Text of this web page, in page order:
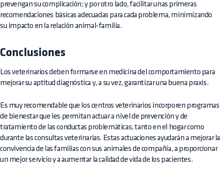
prevengan su complicación; y por otro lado, facilitar unas primeras
recomendaciones básicas adecuadas para cada problema, minimizando
su impacto en la relación animal-familia.
Conclusiones
Los veterinarios deben formarse en medicina del comportamiento para
mejorar su aptitud diagnóstica y, a su vez, garantizar una buena praxis.
Es muy recomendable que los centros veterinarios incorporen programas
de bienestar que les permitan actuar a nivel de prevención y de
tratamiento de las conductas problemáticas, tanto en el hogar como
durante las consultas veterinarias. Estas actuaciones ayudarán a mejorar la
convivencia de las familias con sus animales de compañía, a proporcionar
un mejor servicio y a aumentar la calidad de vida de los pacientes.